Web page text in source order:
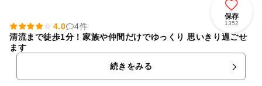
保存
1352
4.0
4件
清流まで徒歩1分！家族や仲間だけでゆっくり 思いきり過ごせ
ます
続きをみる